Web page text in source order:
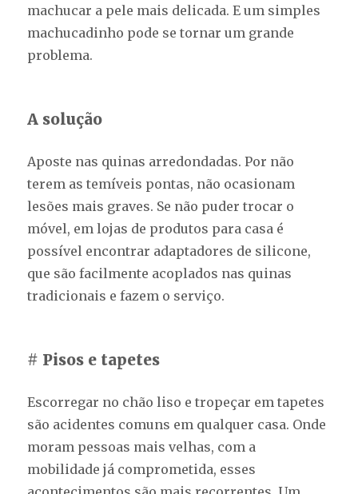
machucar a pele mais delicada. E um simples
machucadinho pode se tornar um grande
problema.
A solução
Aposte nas quinas arredondadas. Por não
terem as temíveis pontas, não ocasionam
lesões mais graves. Se não puder trocar o
móvel, em lojas de produtos para casa é
possível encontrar adaptadores de silicone,
que são facilmente acoplados nas quinas
tradicionais e fazem o serviço.
# Pisos e tapetes
Escorregar no chão liso e tropeçar em tapetes
são acidentes comuns em qualquer casa. Onde
moram pessoas mais velhas, com a
mobilidade já comprometida, esses